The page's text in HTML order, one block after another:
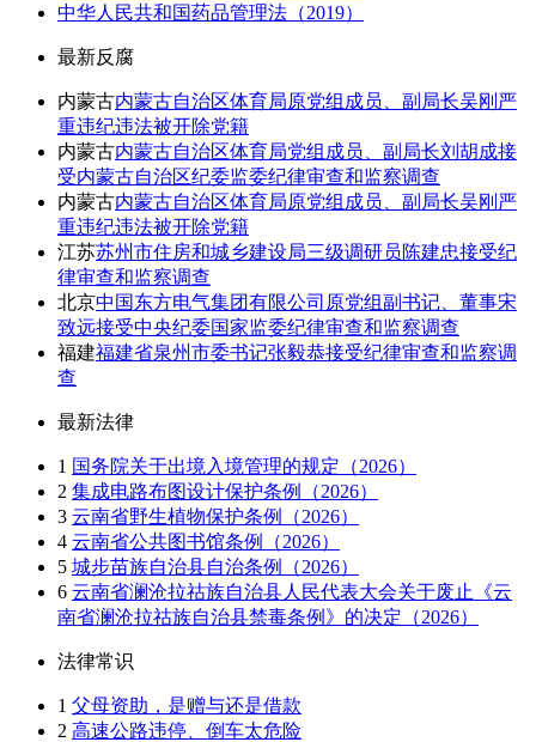
中华人民共和国药品管理法（2019）
最新反腐
内蒙古内蒙古自治区体育局原党组成员、副局长吴刚严
重违纪违法被开除党籍
内蒙古内蒙古自治区体育局党组成员、副局长刘胡成接
受内蒙古自治区纪委监委纪律审查和监察调查
内蒙古内蒙古自治区体育局原党组成员、副局长吴刚严
重违纪违法被开除党籍
江苏苏州市住房和城乡建设局三级调研员陈建忠接受纪
律审查和监察调查
北京中国东方电气集团有限公司原党组副书记、董事宋
致远接受中央纪委国家监委纪律审查和监察调查
福建福建省泉州市委书记张毅恭接受纪律审查和监察调
查
最新法律
1 国务院关于出境入境管理的规定（2026）
2 集成电路布图设计保护条例（2026）
3 云南省野生植物保护条例（2026）
4 云南省公共图书馆条例（2026）
5 城步苗族自治县自治条例（2026）
6 云南省澜沧拉祜族自治县人民代表大会关于废止《云
南省澜沧拉祜族自治县禁毒条例》的决定（2026）
法律常识
1 父母资助，是赠与还是借款
2 高速公路违停、倒车太危险